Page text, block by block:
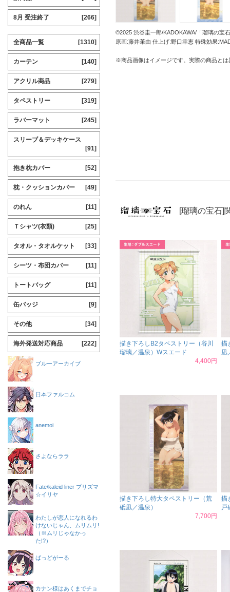
©2025 渋谷圭一郎/KADOKAWA/「瑠璃の宝
原画:藤井茉由 仕上げ:野口幸恵 特殊効果
※商品画像はイメージです。実際の商品と
[瑠璃の宝石]
描き下ろしB2タペストリー（谷川
瑠璃／温泉）Wスエード
4,400円
描
凪
描き下ろし特大タペストリー（荒
砥凪／温泉）
7,700円
描
戸
8月 受注終了 [266]
全商品一覧 [1310]
カーテン [140]
アクリル商品 [279]
タペストリー [319]
ラバーマット [245]
スリーブ＆デッキケース
[91]
抱き枕カバー [52]
枕・クッションカバー [49]
のれん [11]
Ｔシャツ(衣類) [25]
タオル・タオルケット [33]
シーツ・布団カバー [11]
トートバッグ [11]
缶バッジ [9]
その他 [34]
海外発送対応商品 [222]
ブルーアーカイブ
日本ファルコム
anemoi
さよならララ
Fate/kaleid liner プリズマ
☆イリヤ
わたしが恋人になれるわ
けないじゃん、ムリムリ!
（※ムリじゃなかっ
た!?）
ばっどがーる
カナン様はあくまでチョ